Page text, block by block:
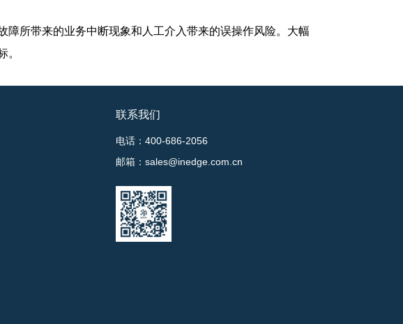
所带来的业务中断现象和人工介入带来的误操作风险。大幅
。
联系我们
电话：400-686-2056
邮箱：sales@inedge.com.cn